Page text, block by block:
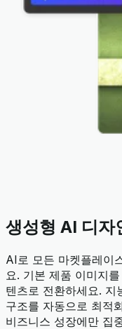
생성형 AI 디자
AI로 모든 마켓플레이
요. 기본 제품 이미지
텐츠로 전환하세요. 지
구조를 자동으로 최적
비즈니스 성장에만 집